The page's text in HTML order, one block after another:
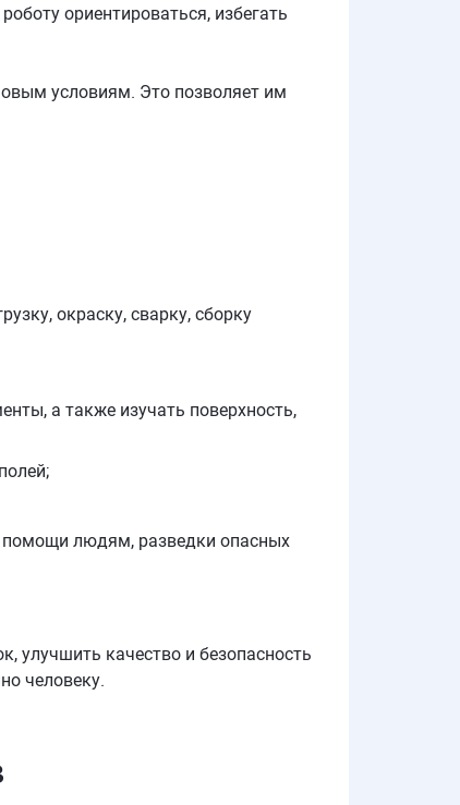
ориентироваться, избегать
условиям. Это позволяет им
окраску, сварку, сборку
а также изучать поверхность,
помощи людям, разведки опасных
улучшить качество и безопасность
человеку.